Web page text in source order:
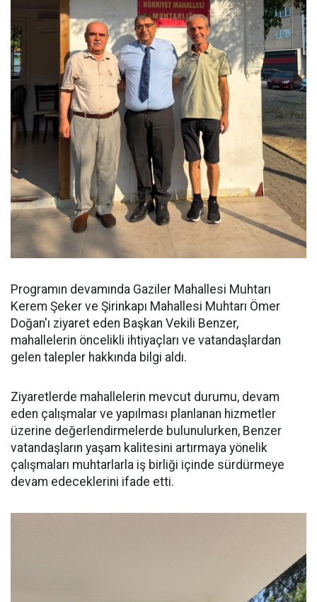
Programın devamında Gaziler Mahallesi Muhtarı
Kerem Şeker ve Şirinkapı Mahallesi Muhtarı Ömer
Doğan'ı ziyaret eden Başkan Vekili Benzer,
mahallelerin öncelikli ihtiyaçları ve vatandaşlardan
gelen talepler hakkında bilgi aldı.
Ziyaretlerde mahallelerin mevcut durumu, devam
eden çalışmalar ve yapılması planlanan hizmetler
üzerine değerlendirmelerde bulunulurken, Benzer
vatandaşların yaşam kalitesini artırmaya yönelik
çalışmaları muhtarlarla iş birliği içinde sürdürmeye
devam edeceklerini ifade etti.